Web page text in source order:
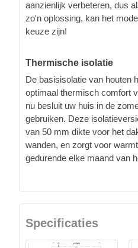
aanzienlijk verbeteren, dus
zo'n oplossing, kan het
keuze zijn!
Thermische isolatie
De basisisolatie van houten
optimaal thermisch comfort
nu besluit uw huis in de
gebruiken. Deze
van 50 mm dikte voor het
wanden, en zorgt voor
gedurende elke maand van
Specificaties